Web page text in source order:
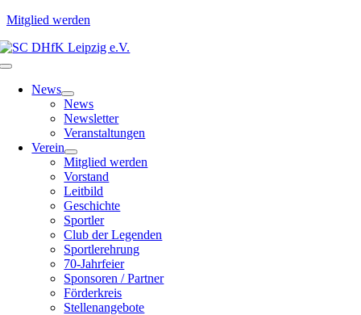
Mitglied werden
Zum
Inhalt
Toggle
NavigationNews
News
Newsletter
Veranstaltungen
Verein
Mitglied werden
Vorstand
Leitbild
Geschichte
Sportler
Club der Legenden
Sportlerehrung
70-Jahrfeier
Sponsoren / Partner
Förderkreis
Stellenangebote